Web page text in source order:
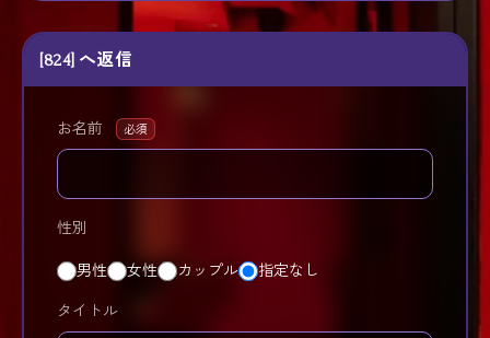
[824] へ返信
お名前 必須
性別
男性 女性 カップル 指定なし
タイトル